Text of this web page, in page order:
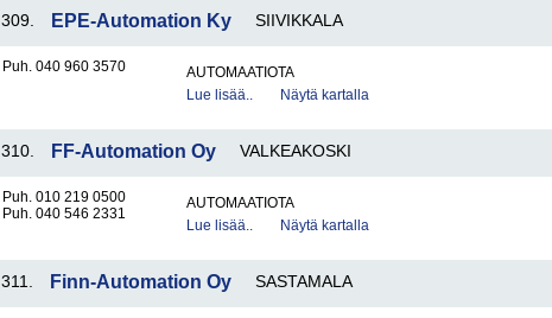
309. EPE-Automation Ky SIIVIKKALA
Puh. 040 960 3570
AUTOMAATIOTA
Lue lisää..
Näytä kartalla
310. FF-Automation Oy VALKEAKOSKI
Puh. 010 219 0500
Puh. 040 546 2331
AUTOMAATIOTA
Lue lisää..
Näytä kartalla
311. Finn-Automation Oy SASTAMALA